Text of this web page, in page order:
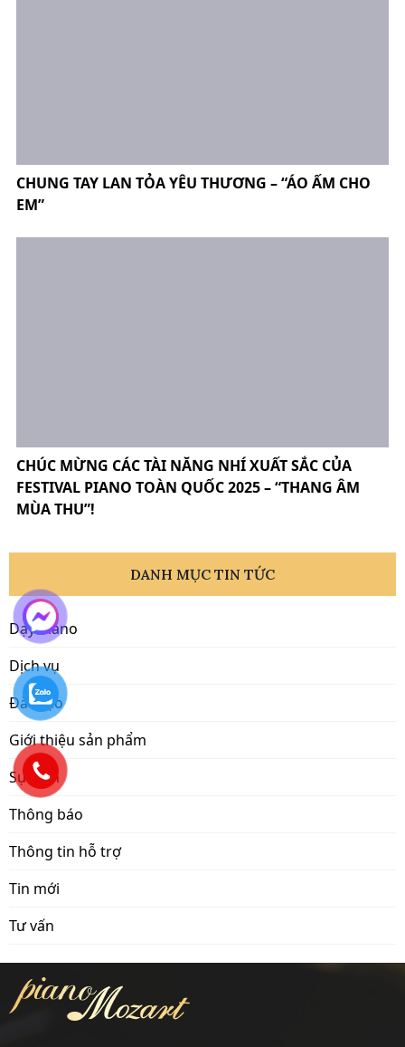
CHUNG TAY LAN TỎA YÊU THƯƠNG – “ÁO ẤM CHO
EM”
CHÚC MỪNG CÁC TÀI NĂNG NHÍ XUẤT SẮC CỦA
FESTIVAL PIANO TOÀN QUỐC 2025 – “THANG ÂM
MÙA THU”!
DANH MỤC TIN TỨC
Dạy Piano
Dịch vụ
Đào tạo
Giới thiệu sản phẩm
Sự kiện
Thông báo
Thông tin hỗ trợ
Tin mới
Tư vấn